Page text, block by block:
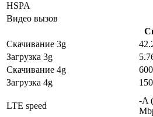
HSPA
Видео вызов
Скачивание 3g
Загрузка 3g
Скачивание 4g
Загрузка 4g
LTE speed
-A